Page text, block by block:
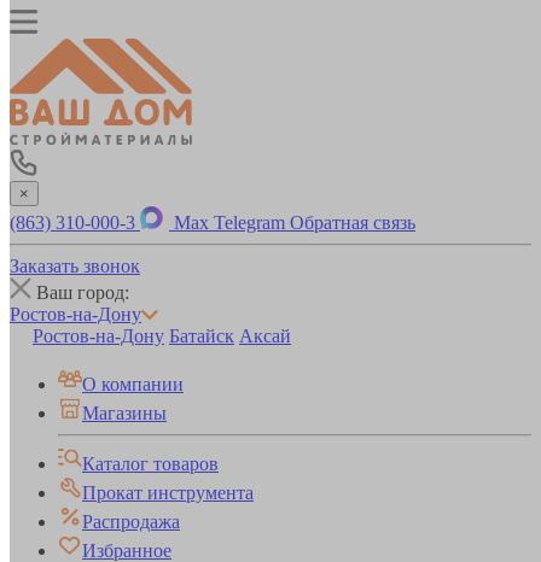
×
(863) 310-000-3 Max Telegram Обратная связь
Заказать звонок
Ваш город:
Ростов-на-Дону
Ростов-на-Дону Батайск Аксай
О компании
Магазины
Каталог товаров
Прокат инструмента
Распродажа
Избранное